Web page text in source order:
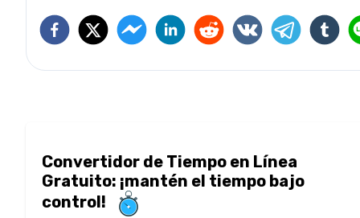
Convertidor de Tiempo en Línea
Gratuito: ¡mantén el tiempo bajo
control!